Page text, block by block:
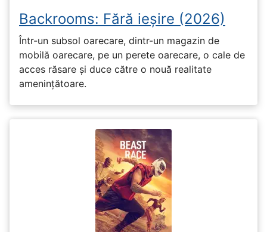
Backrooms: Fără ieșire (2026)
Într-un subsol oarecare, dintr-un magazin de
mobilă oarecare, pe un perete oarecare, o cale de
acces răsare și duce către o nouă realitate
amenințătoare.